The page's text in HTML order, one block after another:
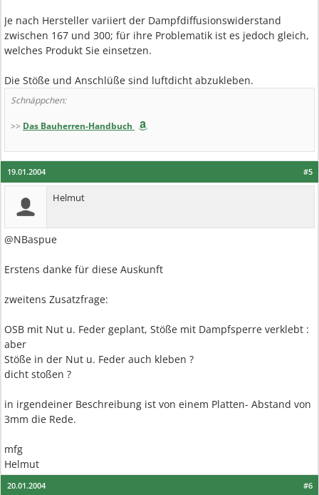
Je nach Hersteller variiert der Dampfdiffusionswiderstand
zwischen 167 und 300; für ihre Problematik ist es jedoch gleich,
welches Produkt Sie einsetzen.
Die Stöße und Anschlüße sind luftdicht abzukleben.
Schnäppchen:
>> Das Bauherren-Handbuch
#5
19.01.2004
Helmut
@NBaspue
Erstens danke für diese Auskunft
zweitens Zusatzfrage:
OSB mit Nut u. Feder geplant, Stöße mit Dampfsperre verklebt :
aber
Stöße in der Nut u. Feder auch kleben ?
dicht stoßen ?
in irgendeiner Beschreibung ist von einem Platten- Abstand von
3mm die Rede.
mfg
Helmut
#6
20.01.2004